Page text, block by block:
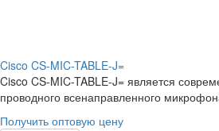
Cisco CS-MIC-TABLE-J=
Cisco CS-MIC-TABLE-J= является
проводного всенаправленного
Получить оптовую цену